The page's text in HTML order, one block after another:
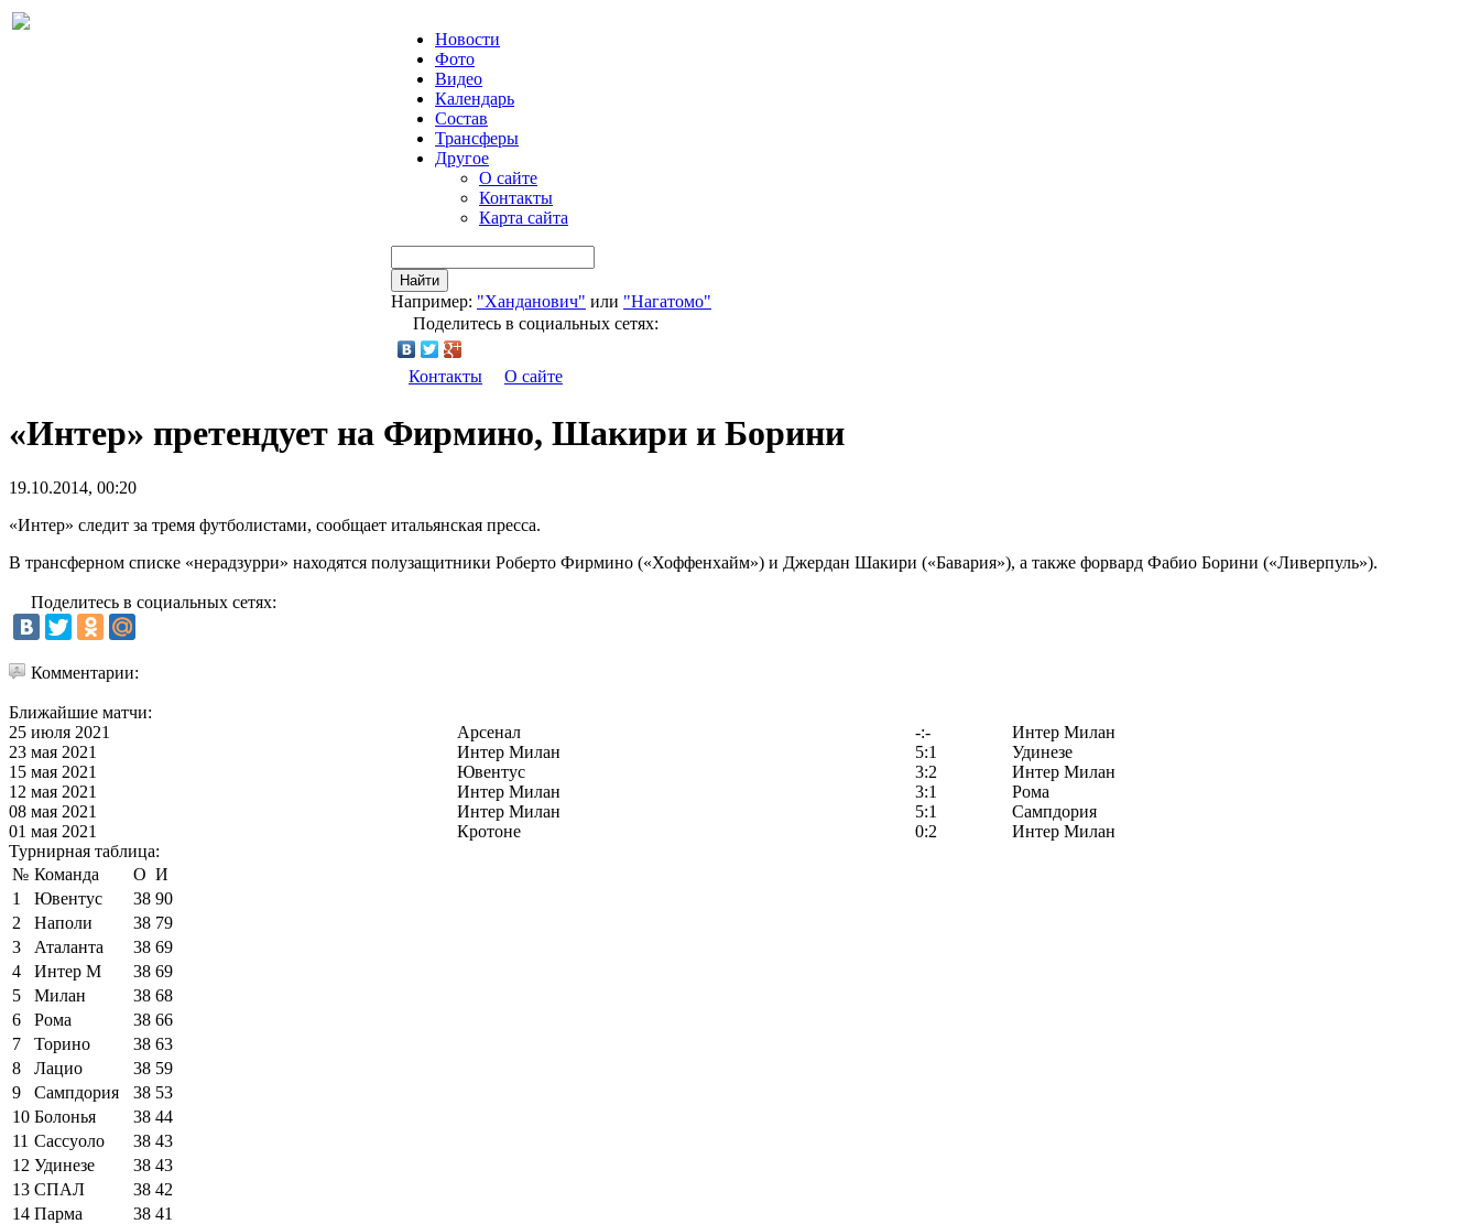
Новости
Фото
Видео
Календарь
Состав
Трансферы
Другое
О сайте
Контакты
Карта сайта
Найти
Например: "Ханданович" или "Нагатомо"
Поделитесь в социальных сетях:
Контакты О сайте
«Интер» претендует на Фирмино, Шакири и Борини
19.10.2014, 00:20
«Интер» следит за тремя футболистами, сообщает итальянская пресса.
В трансферном списке «нерадзурри» находятся полузащитники Роберто Фирмино («Хоффенхайм») и Джердан Шакири («Бавария»), а также форвард Фабио Борини («Ливерпуль»).
Поделитесь в социальных сетях:
Комментарии:
Ближайшие матчи:
25 июля 2021
Арсенал -:-
Интер Милан
23 мая 2021
Интер Милан 5:1
Удинезе
15 мая 2021
Ювентус 3:2
Интер Милан
12 мая 2021
Интер Милан 3:1
Рома
08 мая 2021
Интер Милан 5:1
Сампдория
01 мая 2021
Кротоне 0:2
Интер Милан
Турнирная таблица:
№ Команда О И
1
Ювентус 38 90
2
Наполи 38 79
3
Аталанта 38 69
4
Интер М 38 69
5
Милан 38 68
6
Рома 38 66
7
Торино 38 63
8
Лацио 38 59
9
Сампдория 38 53
10 Болонья 38 44
11 Сассуоло 38 43
12 Удинезе 38 43
13 СПАЛ 38 42
14 Парма 38 41